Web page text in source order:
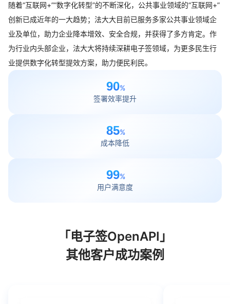
随着“互联网+”“数字化转型”的不断深化，公共事业领域的“互联网+”
创新已成近年的一大趋势；法大大目前已服务多家公共事业领域企
业及单位，助力企业降本增效、安全合规，并获得了多方肯定。作
为行业内头部企业，法大大将持续深耕电子签领域，为更多民生行
业提供数字化转型提效方案，助力便民利民。
90%
签署效率提升
85%
成本降低
99%
用户满意度
「电子签OpenAPI」
其他客户成功案例